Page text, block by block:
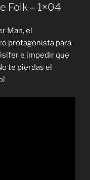
Folk – 1×04
Man, el
protagonista para
e impedir que
te pierdas el